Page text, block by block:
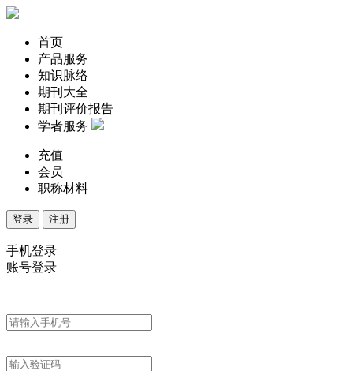
首页
产品服务
知识脉络
期刊大全
期刊评价报告
学者服务
充值
会员
职称材料
登录 注册
手机登录
账号登录